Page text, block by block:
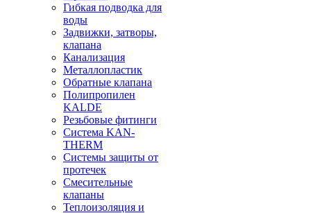
Гибкая подводка для
воды
Задвижки, затворы,
клапана
Канализация
Металлопластик
Обратные клапана
Полипропилен
KALDE
Резьбовые фитинги
Система KAN-
THERM
Системы защиты от
протечек
Смесительные
клапаны
Теплоизоляция и